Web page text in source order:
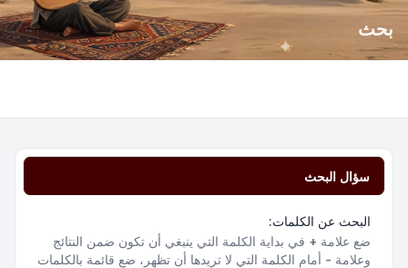
بحث
سؤال البحث
البحث عن الكلمات:
ضع علامة + في بداية الكلمة التي ينبغي أن تكون ضمن النتائج
وعلامة - أمام الكلمة التي لا تريدها أن تظهر، ضع قائمة بالكلمات